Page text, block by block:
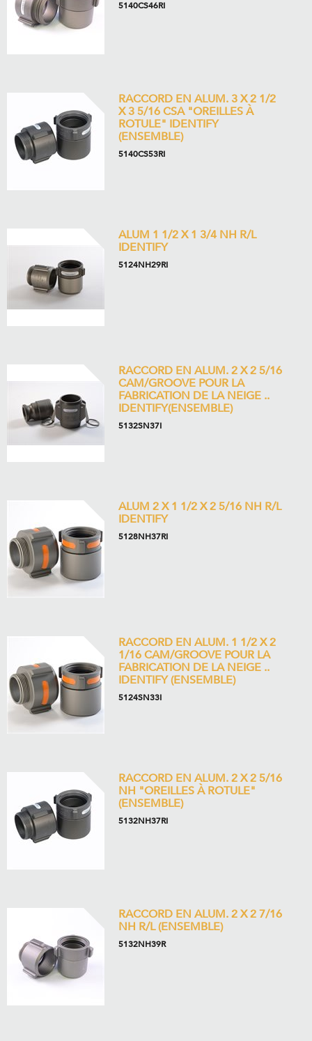
5140CS46RI
RACCORD EN ALUM. 3 X 2 1/2
X 3 5/16 CSA "OREILLES À
ROTULE" IDENTIFY
(ENSEMBLE)
5140CS53RI
ALUM 1 1/2 X 1 3/4 NH R/L
IDENTIFY
5124NH29RI
RACCORD EN ALUM. 2 X 2 5/16
CAM/GROOVE POUR LA
FABRICATION DE LA NEIGE ..
IDENTIFY(ENSEMBLE)
5132SN37I
ALUM 2 X 1 1/2 X 2 5/16 NH R/L
IDENTIFY
5128NH37RI
RACCORD EN ALUM. 1 1/2 X 2
1/16 CAM/GROOVE POUR LA
FABRICATION DE LA NEIGE ..
IDENTIFY (ENSEMBLE)
5124SN33I
RACCORD EN ALUM. 2 X 2 5/16
NH "OREILLES À ROTULE"
(ENSEMBLE)
5132NH37RI
RACCORD EN ALUM. 2 X 2 7/16
NH R/L (ENSEMBLE)
5132NH39R